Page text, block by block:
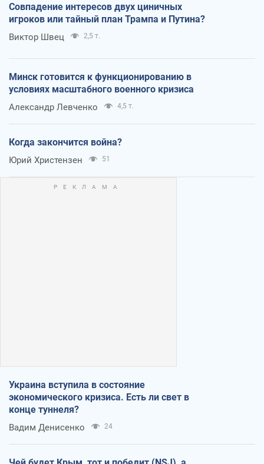
Совпадение интересов двух циничных
игроков или тайный план Трампа и Путина?
Виктор Швец 2,5 т.
Минск готовится к функционированию в
условиях масштабного военного кризиса
Александр Левченко 4,5 т.
Когда закончится война?
Юрий Христензен 51
Украина вступила в состояние
экономического кризиса. Есть ли свет в
конце туннеля?
Вадим Денисенко 24